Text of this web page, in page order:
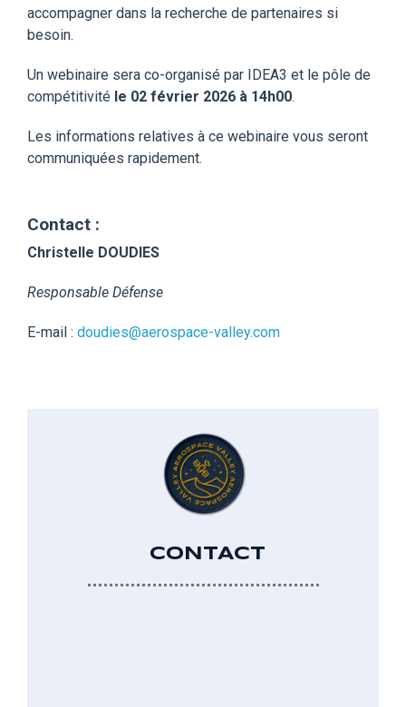
accompagner dans la recherche de partenaires si
besoin.
Un webinaire sera co-organisé par IDEA3 et le pôle de
compétitivité le 02 février 2026 à 14h00.
Les informations relatives à ce webinaire vous seront
communiquées rapidement.
Contact :
Christelle DOUDIES
Responsable Défense
E-mail : doudies@aerospace-valley.com
CONTACT